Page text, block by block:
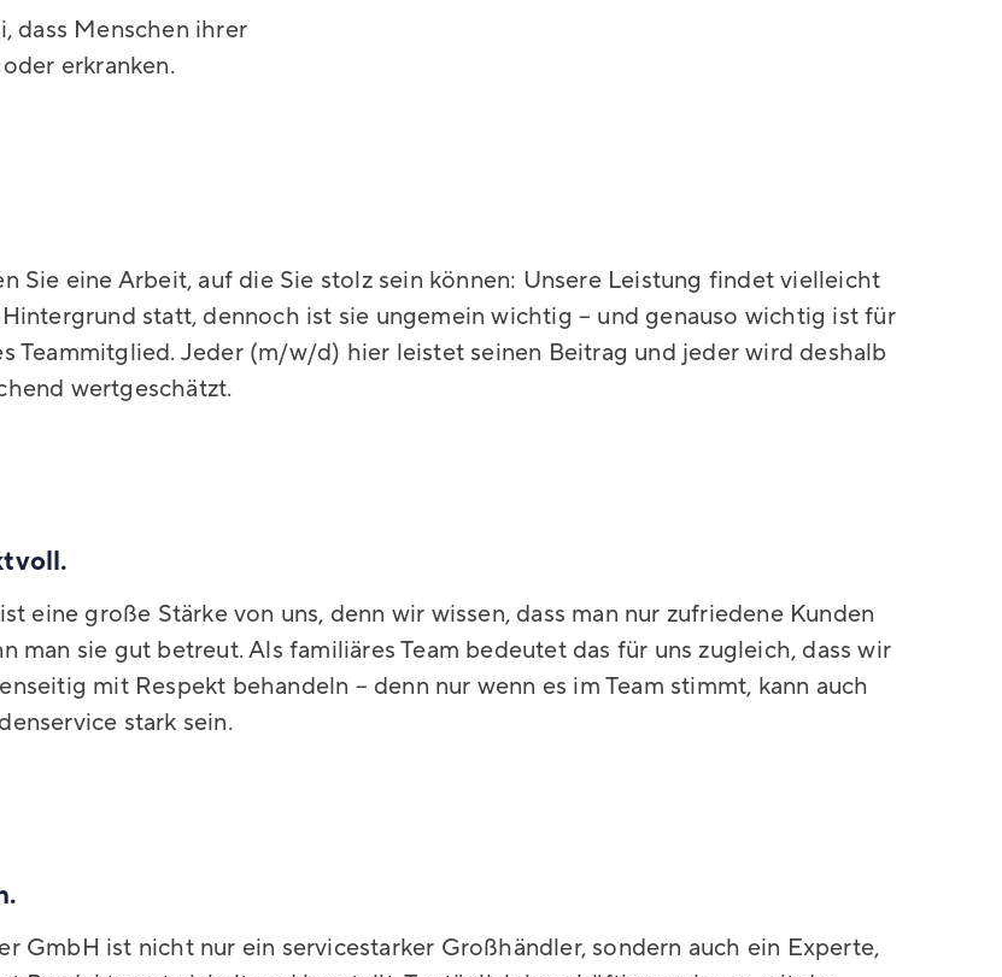
dass Menschen ihrer
erkranken.
Sie eine Arbeit, auf die Sie stolz sein können: Unsere Leistung findet vielleicht
statt, dennoch ist sie ungemein wichtig – und genauso wichtig ist für
Teammitglied. Jeder (m/w/d) hier leistet seinen Beitrag und jeder wird deshalb
wertgeschätzt.
eine große Stärke von uns, denn wir wissen, dass man nur zufriedene Kunden
man sie gut betreut. Als familiäres Team bedeutet das für uns zugleich, dass wir
mit Respekt behandeln – denn nur wenn es im Team stimmt, kann auch
stark sein.
GmbH ist nicht nur ein servicestarker Großhändler, sondern auch ein Experte,